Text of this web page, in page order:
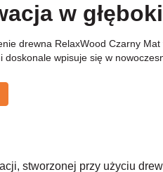
w
drewna RelaxWood Czarny
doskonale wpisuje się w
stworzonej przy użyciu